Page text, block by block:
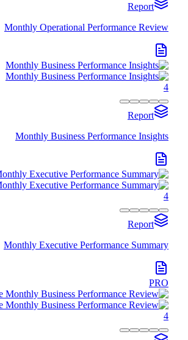
Report
Monthly Operational Performance Review
4
Report
Monthly Business Performance Insights
4
Report
Monthly Executive Performance Summary
PRO
4